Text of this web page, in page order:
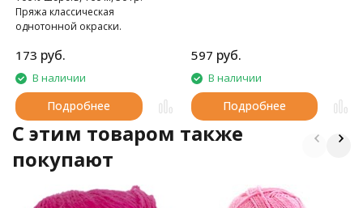
Пряжа классическая
однотонной окраски.
173 руб.
В наличии
Подробнее
597 руб.
В наличии
Подробнее
C этим товаром также
покупают